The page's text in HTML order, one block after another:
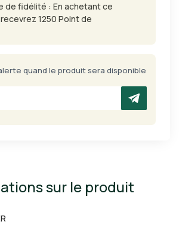
de fidélité : En achetant ce
1250 Point de
quand le produit sera disponible
sur le produit